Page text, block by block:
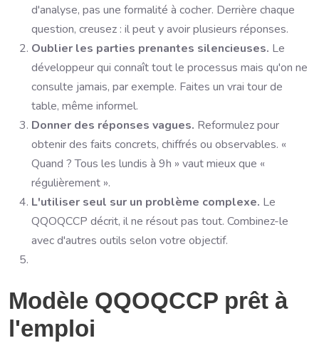
d'analyse, pas une formalité à cocher. Derrière chaque
question, creusez : il peut y avoir plusieurs réponses.
Oublier les parties prenantes silencieuses. Le
développeur qui connaît tout le processus mais qu'on ne
consulte jamais, par exemple. Faites un vrai tour de
table, même informel.
Donner des réponses vagues. Reformulez pour
obtenir des faits concrets, chiffrés ou observables. «
Quand ? Tous les lundis à 9h » vaut mieux que «
régulièrement ».
L'utiliser seul sur un problème complexe. Le
QQOQCCP décrit, il ne résout pas tout. Combinez-le
avec d'autres outils selon votre objectif.
Modèle QQOQCCP prêt à
l'emploi